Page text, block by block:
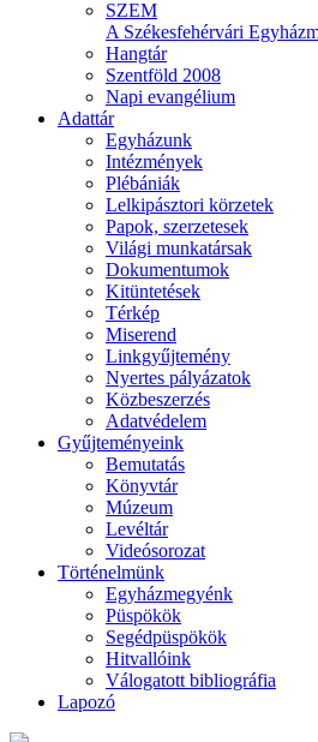
SZEM
A Székesfehérvári
Hangtár
Szentföld 2008
Napi evangélium
Adattár
Egyházunk
Intézmények
Plébániák
Lelkipásztori körzetek
Papok, szerzetesek
Világi munkatársak
Dokumentumok
Kitüntetések
Térkép
Miserend
Linkgyűjtemény
Nyertes pályázatok
Közbeszerzés
Adatvédelem
Gyűjteményeink
Bemutatás
Könyvtár
Múzeum
Levéltár
Videósorozat
Történelmünk
Egyházmegyénk
Püspökök
Segédpüspökök
Hitvallóink
Válogatott bibliográfia
Lapozó